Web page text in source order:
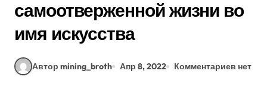
самоотверженной жизни во
имя искусства
Автор mining_broth Апр 8, 2022 Комментариев нет